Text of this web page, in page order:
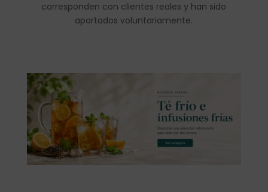
corresponden con clientes reales y han sido
aportados voluntariamente.